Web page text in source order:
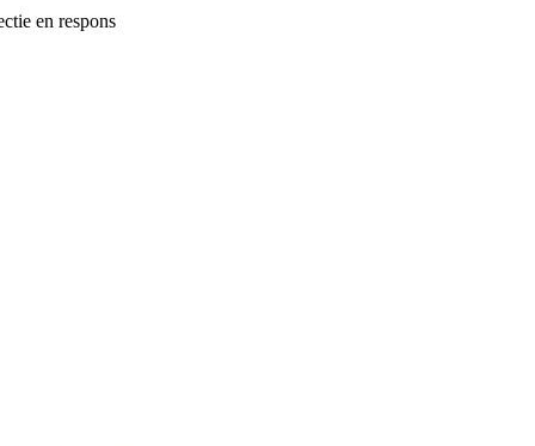
en respons